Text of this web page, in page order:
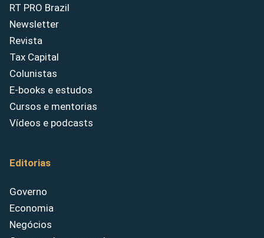
RT PRO Brazil
Newsletter
Revista
Tax Capital
Colunistas
E-books e estudos
Cursos e mentorias
Vídeos e podcasts
Editorias
Governo
Economia
Negócios